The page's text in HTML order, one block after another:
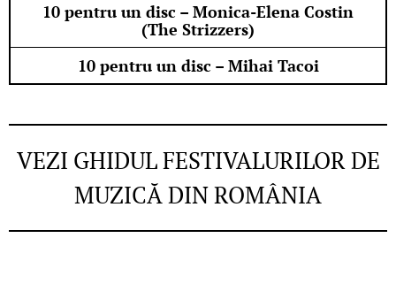
10 pentru un disc – Monica-Elena Costin
(The Strizzers)
10 pentru un disc – Mihai Tacoi
VEZI GHIDUL FESTIVALURILOR DE
MUZICĂ DIN ROMÂNIA